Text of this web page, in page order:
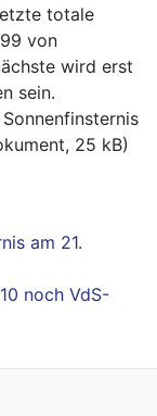
totale
von
wird erst
sein.
25 kB)
am 21.
noch VdS-